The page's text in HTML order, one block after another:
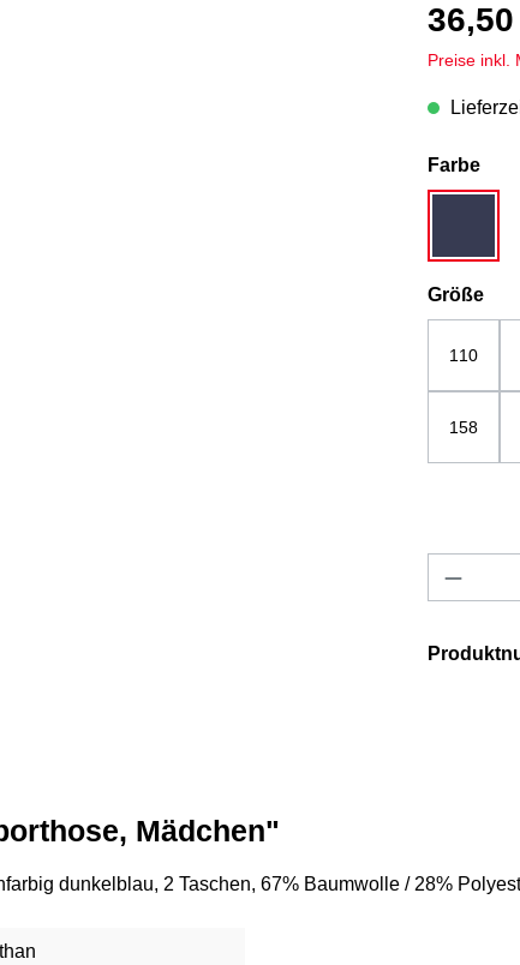
Preise inkl.
Farbe
Größe
110
158
Mädchen"
dunkelblau, 2 Taschen, 67% Baumwolle / 28%